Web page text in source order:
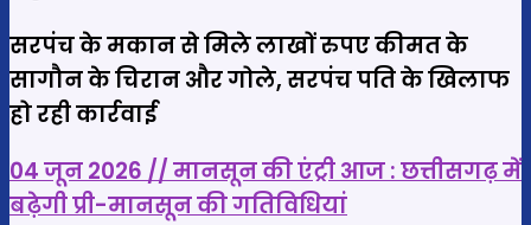
सरपंच के मकान से मिले लाखों रुपए कीमत के
सागौन के चिरान और गोले, सरपंच पति के खिलाफ
हो रही कार्रवाई
04
जून
04 जून 2026 // मानसून की एंट्री आज : छत्तीसगढ़ में
बढ़ेगी प्री-मानसून की गतिविधियां